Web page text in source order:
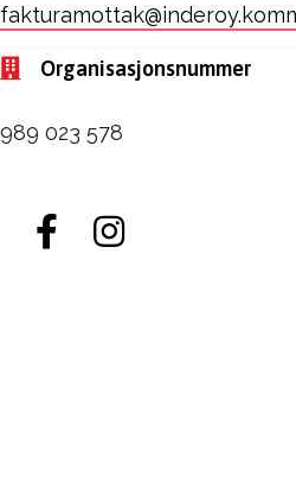
Organisasjonsnummer
989 023 578
Gå til vår Facebook
Gå til vår Instagram